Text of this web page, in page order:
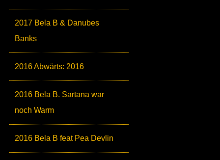
2017 Bela B & Danubes
Banks
2016 Abwärts: 2016
2016 Bela B. Sartana war
noch Warm
2016 Bela B feat Pea Devlin